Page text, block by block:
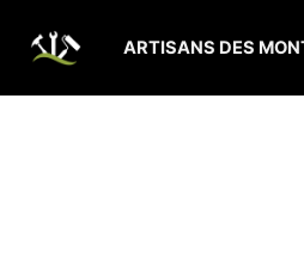
contenu
ARTISANS DES